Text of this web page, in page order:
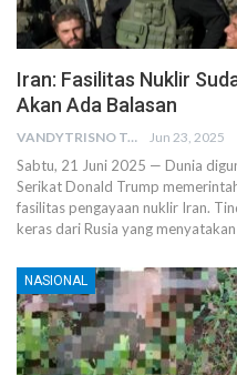
Iran: Fasilitas Nuklir
Akan Ada Balasan
VANDYTRISNO TALUMEPA Jun 23, 2025
Sabtu, 21 Juni 2025 — Dunia
Serikat Donald Trump
fasilitas pengayaan nuklir Iran.
keras dari Rusia yang
NASIONAL